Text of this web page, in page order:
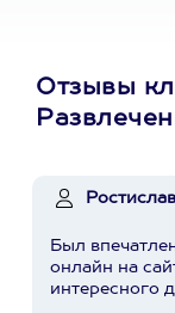
Отзывы
Ростислав
Был
онлайн на
интересного